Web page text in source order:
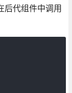
后代组件中调用